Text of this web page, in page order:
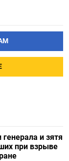
и зятя
при взрыве